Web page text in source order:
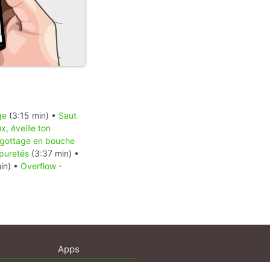
(3:15 min) • Saut
éveille ton
en bouche
(3:37 min) •
• Overflow -
Apps